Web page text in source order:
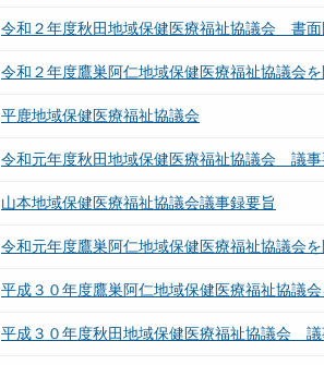
令和２年度秋田地域保健医療福祉協議会 書
令和２年度鷹巣阿仁地域保健医療福祉協議会を
平鹿地域保健医療福祉協議会
令和元年度秋田地域保健医療福祉協議会 議事
山本地域保健医療福祉協議会議事録要旨
令和元年度鷹巣阿仁地域保健医療福祉協議会
平成３０年度鷹巣阿仁地域保健医療福祉協議
平成３０年度秋田地域保健医療福祉協議会 議